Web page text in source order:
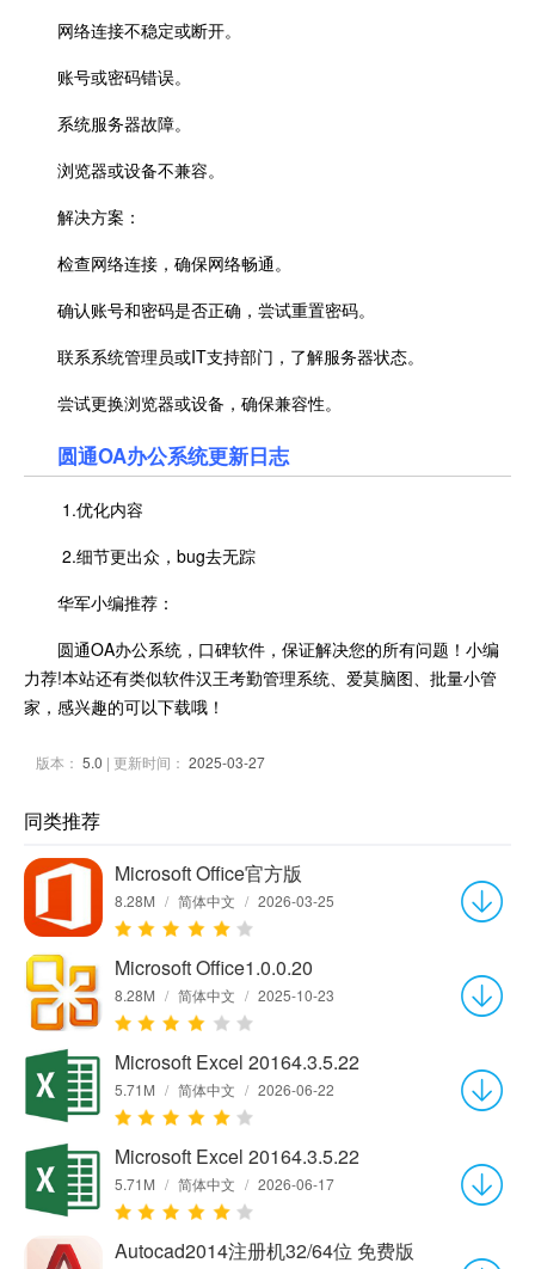
网络连接不稳定或断开。
账号或密码错误。
系统服务器故障。
浏览器或设备不兼容。
解决方案：
检查网络连接，确保网络畅通。
确认账号和密码是否正确，尝试重置密码。
联系系统管理员或IT支持部门，了解服务器状态。
尝试更换浏览器或设备，确保兼容性。
圆通OA办公系统更新日志
1.优化内容
2.细节更出众，bug去无踪
华军小编推荐：
圆通OA办公系统，口碑软件，保证解决您的所有问题！小编
力荐!本站还有类似软件汉王考勤管理系统、爱莫脑图、批量小管
家，感兴趣的可以下载哦！
版本： 5.0 | 更新时间： 2025-03-27
同类推荐
Microsoft Office官方版
8.28M / 简体中文 / 2026-03-25
Microsoft Office1.0.0.20
8.28M / 简体中文 / 2025-10-23
Microsoft Excel 20164.3.5.22
5.71M / 简体中文 / 2026-06-22
Microsoft Excel 20164.3.5.22
5.71M / 简体中文 / 2026-06-17
Autocad2014注册机32/64位 免费版